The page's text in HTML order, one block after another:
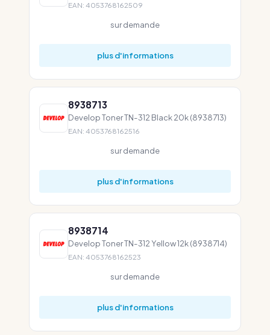
EAN: 4053768162509
sur demande
plus d'informations
8938713
Develop Toner TN-312 Black 20k (8938713)
EAN: 4053768162516
sur demande
plus d'informations
8938714
Develop Toner TN-312 Yellow 12k (8938714)
EAN: 4053768162523
sur demande
plus d'informations